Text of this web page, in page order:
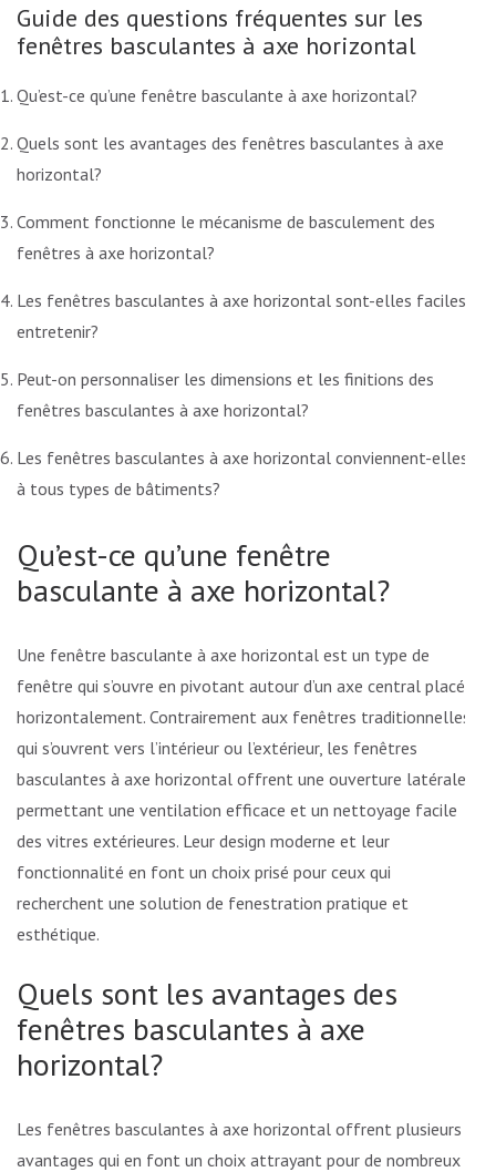
Guide des questions fréquentes sur les
fenêtres basculantes à axe horizontal
Qu’est-ce qu’une fenêtre basculante à axe horizontal?
Quels sont les avantages des fenêtres basculantes à axe
horizontal?
Comment fonctionne le mécanisme de basculement des
fenêtres à axe horizontal?
Les fenêtres basculantes à axe horizontal sont-elles faciles à
entretenir?
Peut-on personnaliser les dimensions et les finitions des
fenêtres basculantes à axe horizontal?
Les fenêtres basculantes à axe horizontal conviennent-elles
à tous types de bâtiments?
Qu’est-ce qu’une fenêtre
basculante à axe horizontal?
Une fenêtre basculante à axe horizontal est un type de
fenêtre qui s’ouvre en pivotant autour d’un axe central placé
horizontalement. Contrairement aux fenêtres traditionnelles
qui s’ouvrent vers l’intérieur ou l’extérieur, les fenêtres
basculantes à axe horizontal offrent une ouverture latérale,
permettant une ventilation efficace et un nettoyage facile
des vitres extérieures. Leur design moderne et leur
fonctionnalité en font un choix prisé pour ceux qui
recherchent une solution de fenestration pratique et
esthétique.
Quels sont les avantages des
fenêtres basculantes à axe
horizontal?
Les fenêtres basculantes à axe horizontal offrent plusieurs
avantages qui en font un choix attrayant pour de nombreux